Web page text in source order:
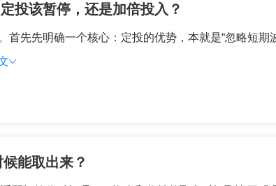
投该暂停，还是加倍投入？
先先明确一个核心：定投的优势，本就是“忽略短期
能取出来？